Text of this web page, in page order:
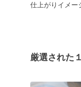
仕上がりイメー
厳選された